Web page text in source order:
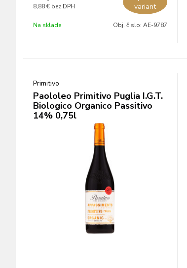
8,88 € bez DPH
variant
Na sklade Obj. čislo: AE-9787
Primitivo
Paololeo Primitivo Puglia I.G.T.
Biologico Organico Passitivo
14% 0,75l